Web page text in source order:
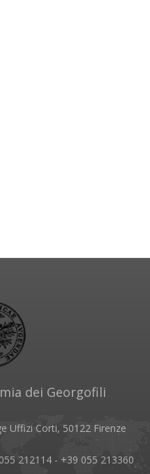
dei Georgofili
Uffizi Corti, 50122 Firenze
212114 - +39 055 213360